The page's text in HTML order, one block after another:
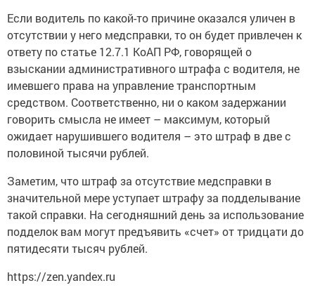
Если водитель по какой-то причине оказался уличен в
отсутствии у него медсправки, то он будет привлечен к
ответу по статье 12.7.1 КоАП РФ, говорящей о
взыскании административного штрафа с водителя, не
имевшего права на управление транспортным
средством. Соответственно, ни о каком задержании
говорить смысла не имеет – максимум, который
ожидает нарушившего водителя – это штраф в две с
половиной тысячи рублей.
Заметим, что штраф за отсутствие медсправки в
значительной мере уступает штрафу за подделывание
такой справки. На сегодняшний день за использование
подделок вам могут предъявить «счет» от тридцати до
пятидесяти тысяч рублей.
https://zen.yandex.ru